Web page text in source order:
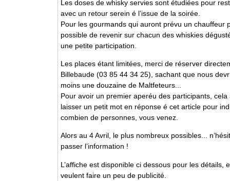
Les doses de whisky servies sont étudiées pour
avec un retour serein é l’issue de la soirée.
Pour les gourmands qui auront prévu un chauffeur
possible de revenir sur chacun des whiskies
une petite participation.
Les places étant limitées, merci de réserver
Billebaude (03 85 44 34 25), sachant que nous
moins une douzaine de Maltfeteurs...
Pour avoir un premier aperéu des participants, cela
laisser un petit mot en réponse é cet article pour
combien de personnes, vous venez.
Alors au 4 Avril, le plus nombreux possibles...
passer l’information !
L’affiche est disponible ci dessous pour les détails,
veulent faire un peu de publicité.